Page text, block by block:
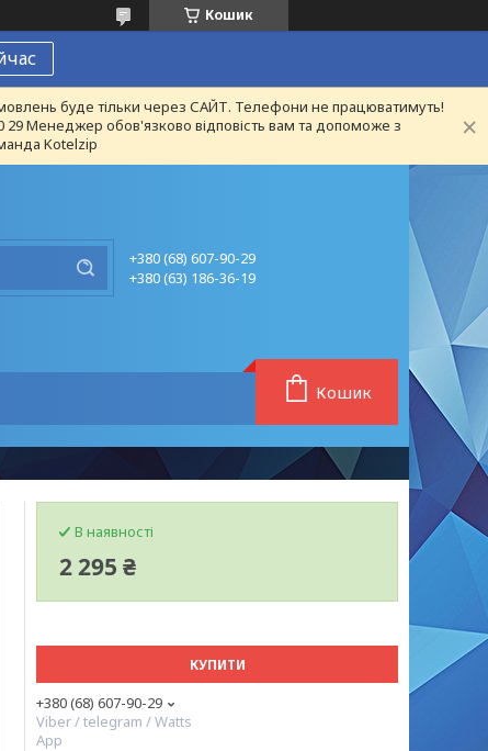
Кошик
буде тільки через САЙТ. Телефони не працюватимуть!
Менеджер обов'язково відповість вам та допоможе з
Kotelzip
+380 (68) 607-90-29
+380 (63) 186-36-19
Кошик
В наявності
2 295 ₴
КУПИТИ
+380 (68) 607-90-29
Viber / telegram / Watts
App